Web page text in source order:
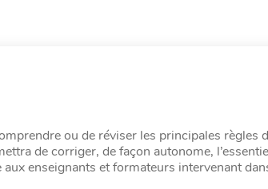
ou de réviser les principales règles
de corriger, de façon autonome,
enseignants et formateurs intervenant